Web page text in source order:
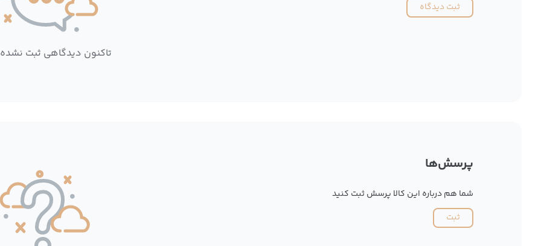
ثبت دیدگاه
تاکنون دیدگاهی ثبت
پرسش‌ها
شما هم درباره این کالا پرسش ثبت کنید
ثبت